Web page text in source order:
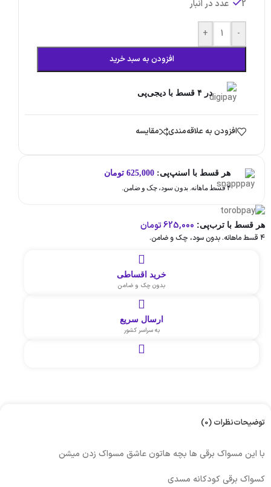
2 عدد در انبار
-
+
افزودن به سبد خرید
در ۴ قسط با دیجی‌پی
افزودن به علاقه‌مندی مقایسه
هر قسط با اسنپ‌پی: 625,000 تومان
۴ قسط ماهانه. بدون سود، چک و ضامن.
هر قسط با ترب‌پی: 625,000تومان
۴ قسط ماهانه. بدون سود، چک و ضامن.
خرید اقساطی
بدون چک و ضامن
ارسال سریع
به سراسر کشور
توضیحاتنظرات (0)
با این مسواک برقی ها بچه هاتون عاشق مسواک زدن میشن
کسواک برقی کودکانه مسدی